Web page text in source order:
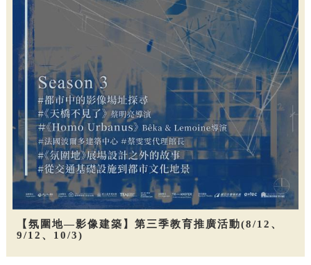
【氛圍地—影像建築】第三季教育推廣活動(8/12、
9/12、10/3)